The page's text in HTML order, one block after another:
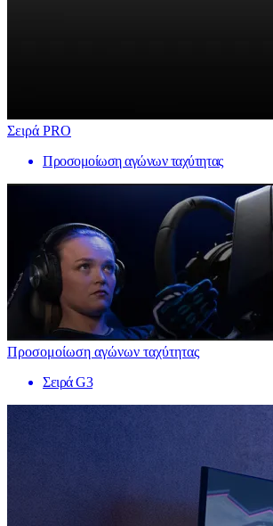
Σειρά PRO
Προσομοίωση αγώνων ταχύτητας
Προσομοίωση αγώνων ταχύτητας
Σειρά G3